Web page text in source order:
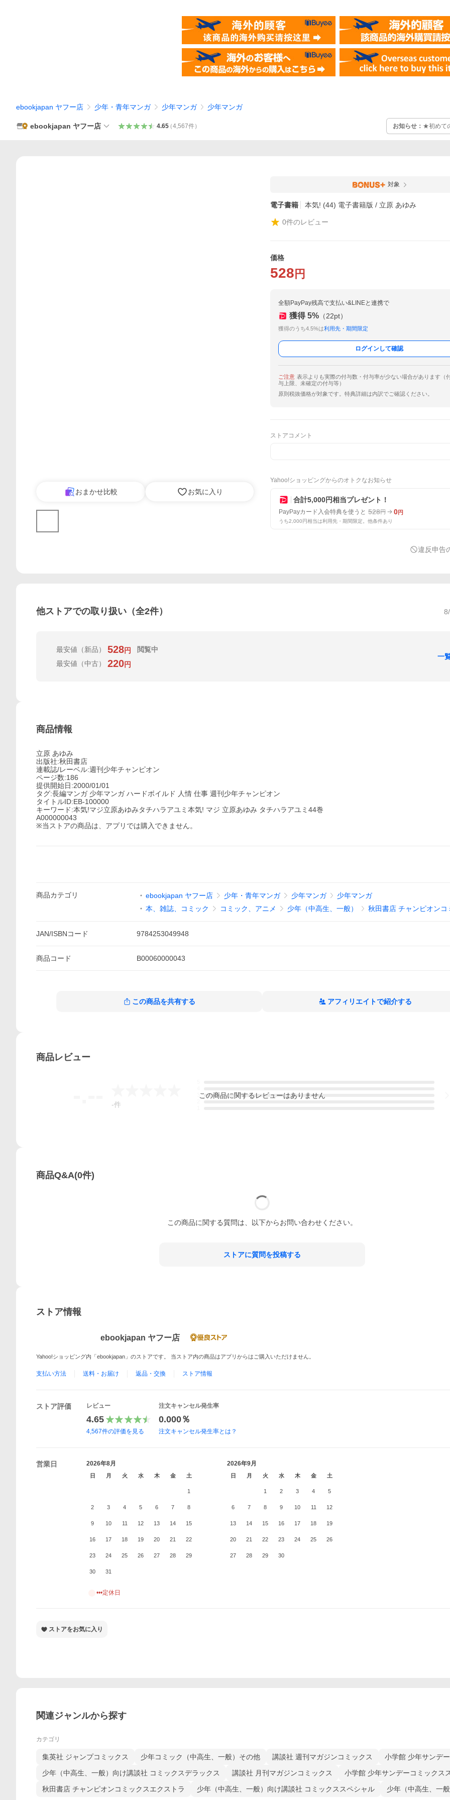
ebookjapan ヤフー店 少年・青年マンガ 少年マンガ 少年マンガ
ebookjapan ヤフー店 4.65（4,567件） お知らせ： ★初めて
おまかせ比較 お気に入り
対象
電子書籍 本気! (44) 電子書籍版 / 立原 あゆみ
0件のレビュー
価格
528 円
全額PayPay残高で支払い&LINEと連携で
獲得 5% （22pt）
獲得のうち4.5%は利用先・期間限定
ログインして確認
ご注意 表示よりも実際の付与数・付与率が少ない場合があります（
与上限、未確定の付与等）
原則税抜価格が対象です。特典詳細は内訳でご確認ください。
ストアコメント
Yahoo!ショッピングからのオトクなお知らせ
合計5,000円相当プレゼント！
PayPayカード入会特典を使うと 528円 0円
うち2,000円相当は利用先・期間限定。他条件あり
違反申告
他ストアでの取り扱い（全2件）
最安値 （新品） 528円
閲覧中
最安値 （中古） 220円
一
商品情報
立原 あゆみ
出版社:秋田書店
連載誌/レーベル:週刊少年チャンピオン
ページ数:186
提供開始日:2000/01/01
タグ:長編マンガ 少年マンガ ハードボイルド 人情 仕事 週刊少年チャンピオン
タイトルID:EB-100000
キーワード:本気!マジ立原あゆみタチハラアユミ本気! マジ 立原あゆみ タチハラアユミ44巻
A000000043
※当ストアの商品は、アプリでは購入できません。
商品カテゴリ ebookjapan ヤフー店 少年・青年マンガ 少年マンガ
少年マンガ
本、雑誌、コミック
コミック、アニメ 少年（中高生、一般） 秋田書店 チャンピオンコ
JAN/ISBNコード 9784253049948
商品コード B00060000043
この商品を共有する アフィリエイトで紹介する
商品レビュー
-件
この商品に関するレビューはありません
商品Q&A(0件)
この商品に関する質問は、以下からお問い合わせください。
ストアに質問を投稿する
ストア情報
ebookjapan ヤフー店
Yahoo!ショッピング内「ebookjapan」のストアです。 当ストア内の商品はアプリからはご購入いただけません。
支払い方法 送料・お届け 返品・交換 ストア情報
ストア評価 レビュー
4.65
4,567件の評価を見る
注文キャンセル発生率
0.000％
注文キャンセル発生率とは？
営業日 2026年8月
日 月 火 水 木 金 土
1
2 3 4 5 6 7 8
9 10 11 12 13 14 15
16 17 18 19 20 21 22
23 24 25 26 27 28 29
30 31
2026年9月
日 月 火 水 木 金 土
1 2 3 4 5
6 7 8 9 10 11 12
13 14 15 16 17 18 19
20 21 22 23 24 25 26
27 28 29 30
•••定休日
ストアをお気に入り
関連ジャンルから探す
カテゴリ
集英社 ジャンプコミックス 少年コミック（中高生、一般）その他 講談社 週刊マガジンコミックス
小学館 少年サンデ
少年（中高生、一般）向け講談社 コミックスデラックス
講談社 月刊マガジンコミックス
小学館 少年サンデーコミックス
秋田書店 チャンピオンコミックスエクストラ
少年（中高生、一般）向け講談社 コミックススペシャル 少年（中高生、一